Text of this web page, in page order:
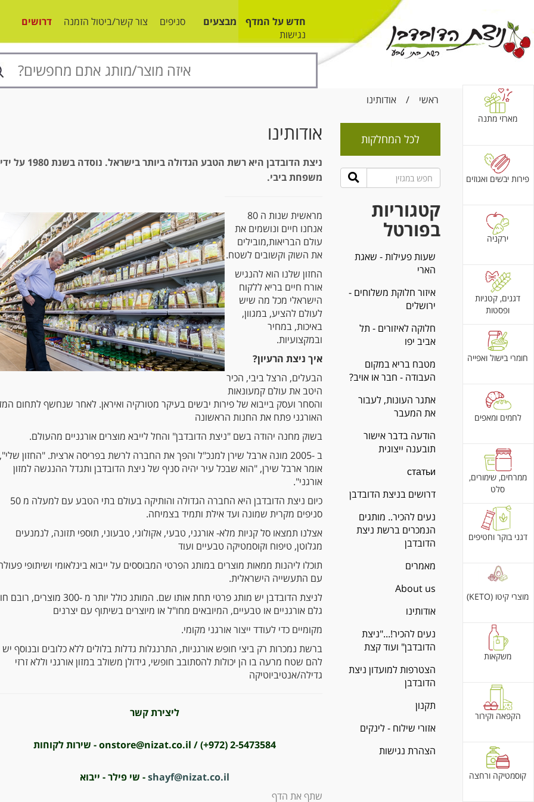
חדש על המדף מבצעים סניפים צור קשר/ביטול הזמנה
דרושים
נגישות
ראשי / אודותינו
מארזי מתנה
פירות יבשים ואגוזים
ירקניה
דגנים, קטניות
ופסטות
חומרי בישול ואפייה
לחמים ומאפים
ממרחים, שימורים,
סלט
דגני בוקר וחטיפים
מוצרי קיטו (KETO)
משקאות
הקפאה וקירור
קוסמטיקה ורחצה
אודותינו
ניצת הדובדבן היא רשת הטבע הגדולה ביותר בישראל. נוסדה בשנת 1980 על ידי
משפחת ביבי.
מראשית שנות ה 80
אנחנו חיים ונושמים את
עולם הבריאות,מובילים
את השוק וקשובים לשטח.
החזון שלנו הוא להנגיש
אורח חיים בריא ללקוח
הישראלי מכל מה שיש
לעולם להציע, במגוון,
באיכות, במחיר
ובמקצועיות.
איך ניצת הרעיון?
הבעלים, הרצל ביבי, הכיר
היטב את עולם קמעונאות
והסחר ועסק בייבוא של פירות יבשים בעיקר מטורקיה ואיראן. לאחר שנחשף לתחום
האורגני פתח את החנות הראשונה
בשוק מחנה יהודה בשם "ניצת הדובדבן" והחל לייבא מוצרים אורגניים מהעולם.
ב -2005 מונה ארבל שירן למנכ"ל והפך את החברה לרשת בפריסה ארצית. "החזון שלי",
אומר ארבל שירן, "הוא שבכל עיר יהיה סניף של ניצת הדובדבן ותגדל ההנגשה למזון
אורגני".
כיום ניצת הדובדבן היא החברה הגדולה והותיקה בעולם בתי הטבע עם למעלה מ 50
סניפים מקרית שמונה ועד אילת ותמיד בצמיחה.
אצלנו תמצאו סל קניות מלא- אורגני, טבעי, אקולוגי, טבעוני, תוספי תזונה, לנמנעים
מגלוטן, טיפוח וקוסמטיקה טבעיים ועוד
תוכלו ליהנות ממאות מוצרים במותג הפרטי המבוססים על ייבוא בינלאומי ושיתופי
עם התעשייה הישראלית.
לניצת הדובדבן יש מותג פרטי תחת אותו שם. המותג כולל יותר מ -300
גלם אורגניים או טבעיים, המיובאים מחו"ל או מיוצרים בשיתוף עם יצרנים
מקומיים כדי לעודד ייצור אורגני מקומי.
ברשת נמכרות רק ביצי חופש אורגניות, התרנגלות גדלות בלולים ללא כלובים ובנוסף יש
להם שטח מרעה בו הן יכולות להסתובב חופשי, גידולן משולב במזון אורגני וללא זרזי
גדילה/אנטיביוטיקה
ליצירת קשר
onstore@nizat.co.il / (+972) 2-5473584 - שירות לקוחות
shayf@nizat.co.il
- שי פילר - ייבוא
שתף את הדף
לכל המחלקות
קטגוריות
בפורטל
שעות פעילות - שאגת
הארי
איזור חלוקת משלוחים -
ירושלים
חלוקה לאיזורים - תל
אביב יפו
מטבח בריא במקום
העבודה - חבר או אויב?
אתגר העונות, לעבור
את המעבר
הודעה בדבר אישור
תובענה ייצוגית
статьи
דרושים בניצת הדובדבן
נעים להכיר.. מותגים
הנמכרים ברשת ניצת
הדובדבן
מאמרים
About us
אודותינו
נעים להכיר!..."ניצת
הדובדבן" ועוד קצת
הצטרפות למועדון ניצת
הדובדבן
תקנון
אזורי שילוח - לינקים
הצהרת נגישות